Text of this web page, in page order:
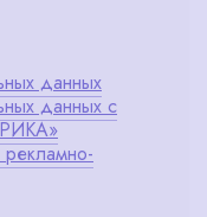
данных
данных с